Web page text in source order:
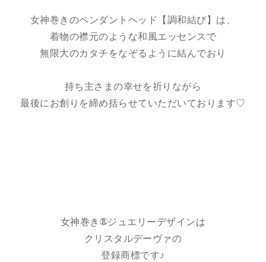
女神巻きのペンダントヘッド【調和結び】は、
着物の襟元のような和風エッセンスで
無限大のカタチをなぞるように結んでおり
持ち主さまの幸せを祈りながら
最後にお創りを締め括らせていただいております♡
女神巻き®ジュエリーデザインは
クリスタルデーヴァの
登録商標です♪